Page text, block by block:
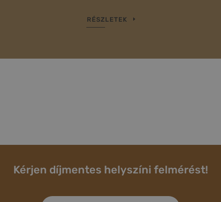
RÉSZLETEK
Kérjen díjmentes helyszíni felmérést!